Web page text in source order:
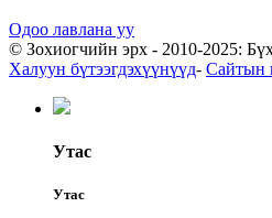
Одоо лавлана уу
© Зохиогчийн эрх - 2010-2025:
Халуун бүтээгдэхүүнүүд- Сайтын
Утас
Утас